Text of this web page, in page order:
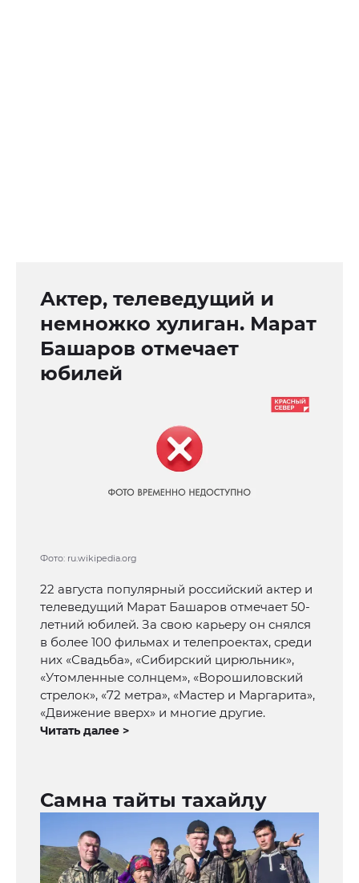
Актер, телеведущий и
немножко хулиган. Марат
Башаров отмечает
юбилей
Фото: ru.wikipedia.org
22 августа популярный российский актер и
телеведущий Марат Башаров отмечает 50-
летний юбилей. За свою карьеру он снялся
в более 100 фильмах и телепроектах, среди
них «Свадьба», «Сибирский цирюльник»,
«Утомленные солнцем», «Ворошиловский
стрелок», «72 метра», «Мастер и Маргарита»,
«Движение вверх» и многие другие.
Читать далее >
Самна тайты тахайӆу